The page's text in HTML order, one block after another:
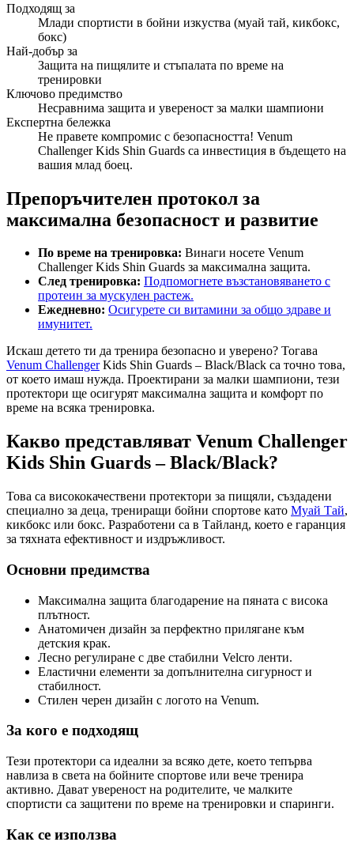
Подходящ за
Млади спортисти в бойни изкуства (муай тай, кикбокс,
бокс)
Най-добър за
Защита на пищялите и стъпалата по време на
тренировки
Ключово предимство
Несравнима защита и увереност за малки шампиони
Експертна бележка
Не правете компромис с безопасността! Venum
Challenger Kids Shin Guards са инвестиция в бъдещето на
вашия млад боец.
Препоръчителен протокол за
максимална безопасност и развитие
По време на тренировка: Винаги носете Venum
Challenger Kids Shin Guards за максимална защита.
След тренировка: Подпомогнете възстановяването с
протеин за мускулен растеж.
Ежедневно: Осигурете си витамини за общо здраве и
имунитет.
Искаш детето ти да тренира безопасно и уверено? Тогава
Venum ChallengerKids Shin Guards – Black/Black са точно това,
от което имаш нужда. Проектирани за малки шампиони, тези
протектори ще осигурят максимална защита и комфорт по
време на всяка тренировка.
Какво представляват Venum Challenger
Kids Shin Guards – Black/Black?
Това са висококачествени протектори за пищяли, създадени
специално за деца, трениращи бойни спортове като Муай Тай,
кикбокс или бокс. Разработени са в Тайланд, което е гаранция
за тяхната ефективност и издръжливост.
Основни предимства
Максимална защита благодарение на пяната с висока
плътност.
Анатомичен дизайн за перфектно прилягане към
детския крак.
Лесно регулиране с две стабилни Velcro ленти.
Еластични елементи за допълнителна сигурност и
стабилност.
Стилен черен дизайн с логото на Venum.
За кого е подходящ
Тези протектори са идеални за всяко дете, което тепърва
навлиза в света на бойните спортове или вече тренира
активно. Дават увереност на родителите, че малките
спортисти са защитени по време на тренировки и спаринги.
Как се използва